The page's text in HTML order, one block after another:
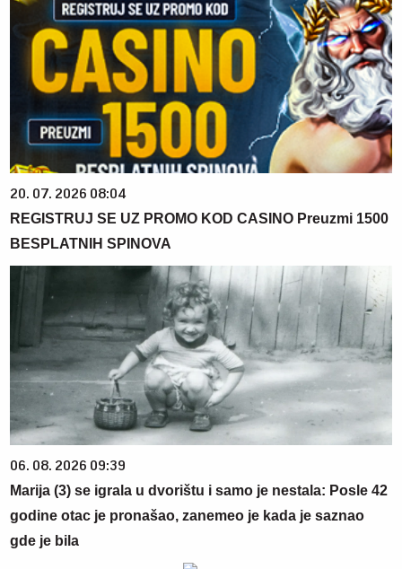
20. 07. 2026 08:04
REGISTRUJ SE UZ PROMO KOD CASINO Preuzmi 1500
BESPLATNIH SPINOVA
06. 08. 2026 09:39
Marija (3) se igrala u dvorištu i samo je nestala: Posle 42
godine otac je pronašao, zanemeo je kada je saznao
gde je bila